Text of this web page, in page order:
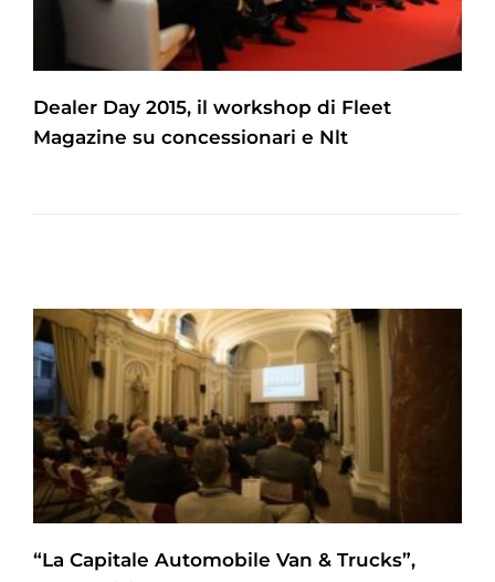
Dealer Day 2015, il workshop di Fleet
Magazine su concessionari e Nlt
“La Capitale Automobile Van & Trucks”,